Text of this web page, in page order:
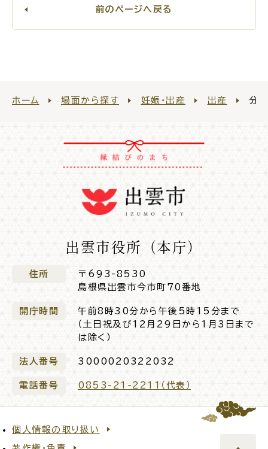
便利なサービス
くらしの便利情報 子育て便利帳
ごみ出し
おたすけア
各種申請書・
前のページへ戻る
ホーム 場面から探す 妊娠・出産 出産 分
出雲市役所（本庁）
住所
〒693-8530
島根県出雲市今市町70番地
開庁時間
午前8時30分から午後5時15分まで
（土日祝及び12月29日から1月3日まで
は除く）
法人番号 3000020322032
電話番号 0853-21-2211（代表）
個人情報の取り扱い